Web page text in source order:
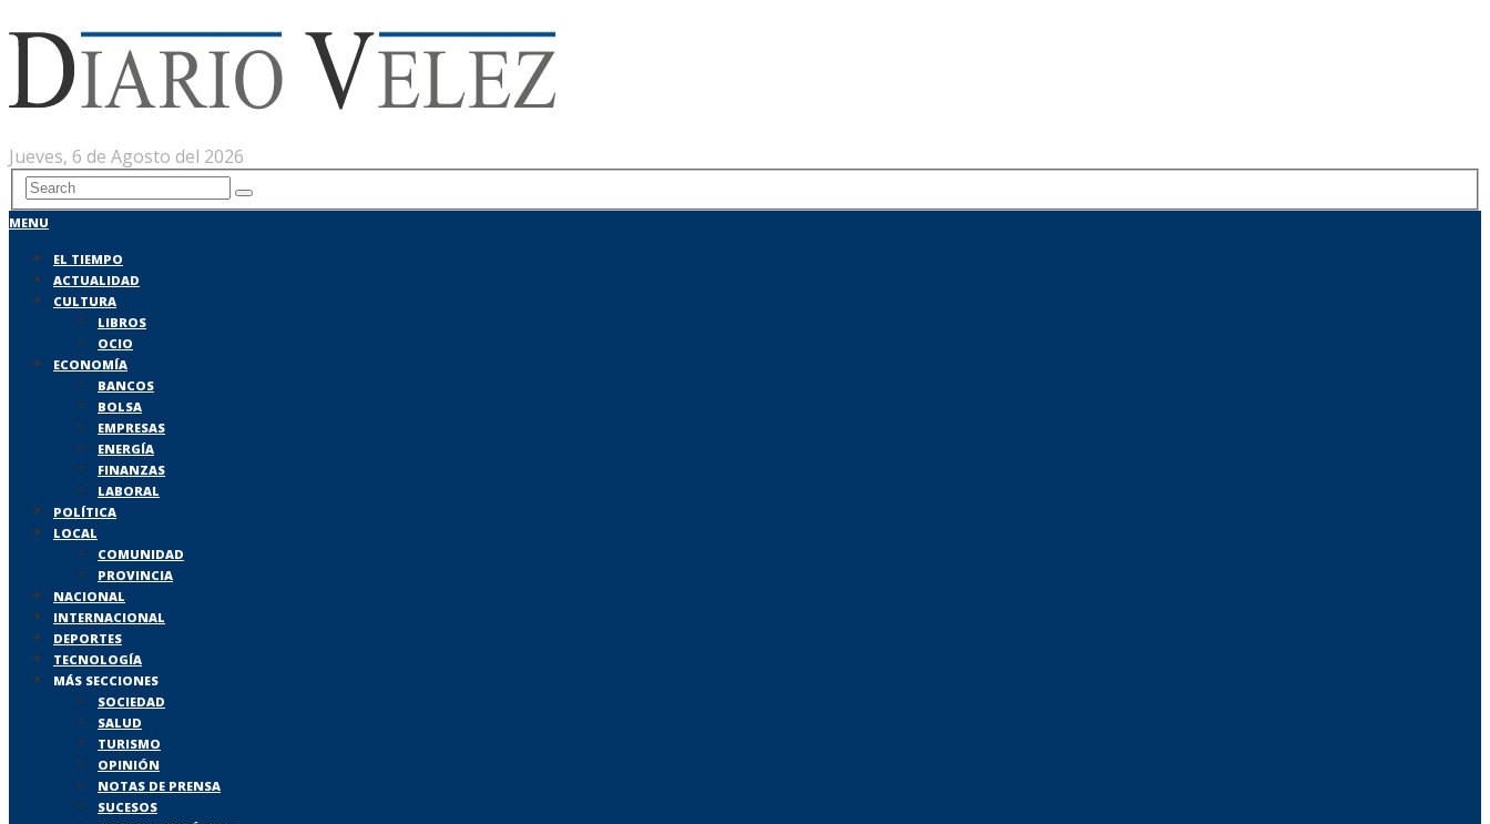
Jueves, 6 de Agosto del 2026
MENU
EL TIEMPO
ACTUALIDAD
CULTURA
LIBROS
OCIO
ECONOMÍA
BANCOS
BOLSA
EMPRESAS
ENERGÍA
FINANZAS
LABORAL
POLÍTICA
LOCAL
COMUNIDAD
PROVINCIA
NACIONAL
INTERNACIONAL
DEPORTES
TECNOLOGÍA
MÁS SECCIONES
SOCIEDAD
SALUD
TURISMO
OPINIÓN
NOTAS DE PRENSA
SUCESOS